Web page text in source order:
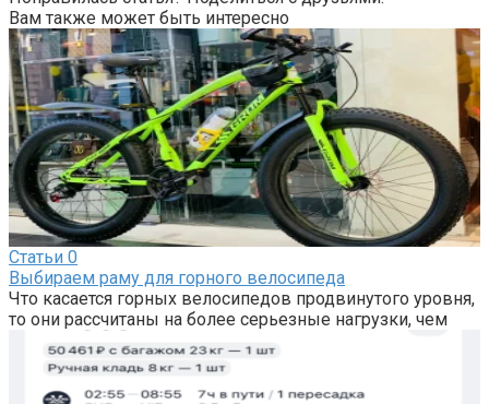
Вам также может быть интересно
Статьи 0
Выбираем раму для горного велосипеда
Что касается горных велосипедов продвинутого уровня,
то они рассчитаны на более серьезные нагрузки, чем